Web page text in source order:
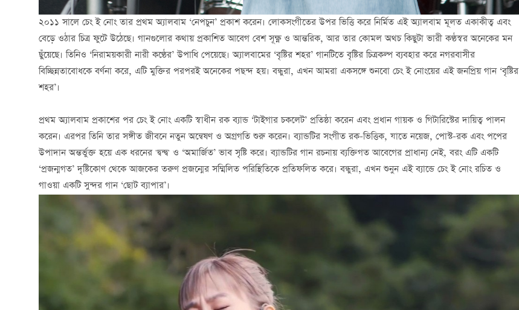
২০১১ সালে চেং ই নোং তার প্রথম অ্যালবাম ‘নেপচুন’ প্রকাশ করেন। লোকসংগীতের উপর ভিত্তি করে নির্মিত এই অ্যালবাম মূলত একাকীত্ব এবং
বেড়ে ওঠার চিত্র ফুটে উঠেছে। গানগুলোর কথায় প্রকাশিত আবেগ বেশ সূক্ষ্ণ ও আন্তরিক, আর তার কোমল অথচ কিছুটা ভারী কণ্ঠস্বর অনেকের মন
ছুঁয়েছে। তিনিও ‘নিরাময়কারী নারী কণ্ঠের’ উপাধি পেয়েছে। অ্যালবামের ‘বৃষ্টির শহর’ গানটিতে বৃষ্টির চিত্রকল্প ব্যবহার করে নগরবাসীর
বিচ্ছিন্নতাবোধকে বর্ণনা করে, এটি মুক্তির পরপরই অনেকের পছন্দ হয়। বন্ধুরা, এখন আমরা একসঙ্গে শুনবো চেং ই নোংয়ের এই জনপ্রিয় গান ‘বৃষ্টির
শহর’।
প্রথম অ্যালবাম প্রকাশের পর চেং ই নোং একটি স্বাধীন রক ব্যান্ড ‘টাইগার চকলেট’ প্রতিষ্ঠা করেন এবং প্রধান গায়ক ও গিটারিস্টের দায়িত্ব পালন
করেন। এরপর তিনি তার সঙ্গীত জীবনে নতুন অন্বেষণ ও অগ্রগতি শুরু করেন। ব্যান্ডটির সংগীত রক-ভিত্তিক, যাতে নয়েজ, পোস্ট-রক এবং পপের
উপাদান অন্তর্ভুক্ত হয়ে এক ধরনের 'দ্বন্দ্ব' ও ‘অমার্জিত’ ভাব সৃষ্টি করে। ব্যান্ডটির গান রচনায় ব্যক্তিগত আবেগের প্রাধান্য নেই, বরং এটি একটি
‘প্রজন্মগত’ দৃষ্টিকোণ থেকে আজকের তরুণ প্রজন্মের সম্মিলিত পরিস্থিতিকে প্রতিফলিত করে। বন্ধুরা, এখন শুনুন এই ব্যান্ডে চেং ই নোং রচিত ও
গাওয়া একটি সুন্দর গান ‘ছোট ব্যাপার’।